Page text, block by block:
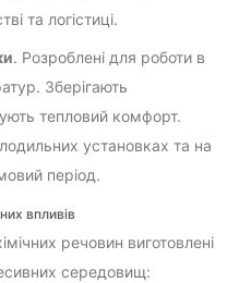
та логістиці.
. Розроблені для роботи в
Зберігають
тепловий комфорт.
установках та на
період.
впливів
речовин виготовлені
середовищ: